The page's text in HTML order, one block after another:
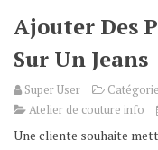
Ajouter Des
Sur Un Jeans
Super User
Atelier de couture info
Une cliente souhaite